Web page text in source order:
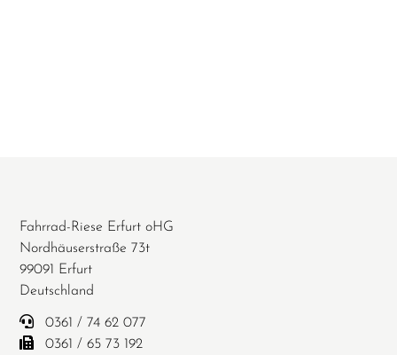
Fahrrad-Riese Erfurt oHG
Nordhäuserstraße 73t
99091 Erfurt
Deutschland
0361 / 74 62 077
0361 / 65 73 192